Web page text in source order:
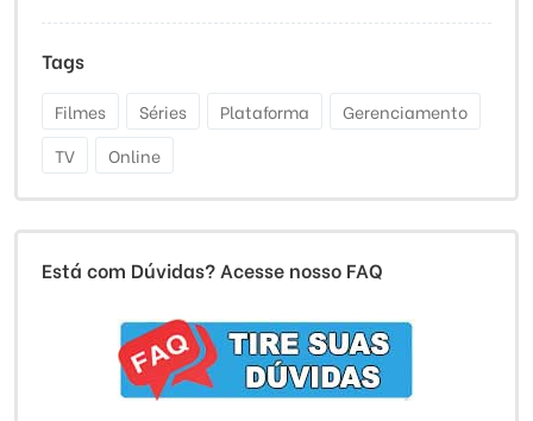
Tags
Filmes Séries Plataforma
Gerenciamento
TV
Online
Está com Dúvidas? Acesse nosso FAQ